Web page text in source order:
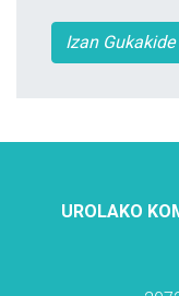
Izan Gukakide
UROLAKO